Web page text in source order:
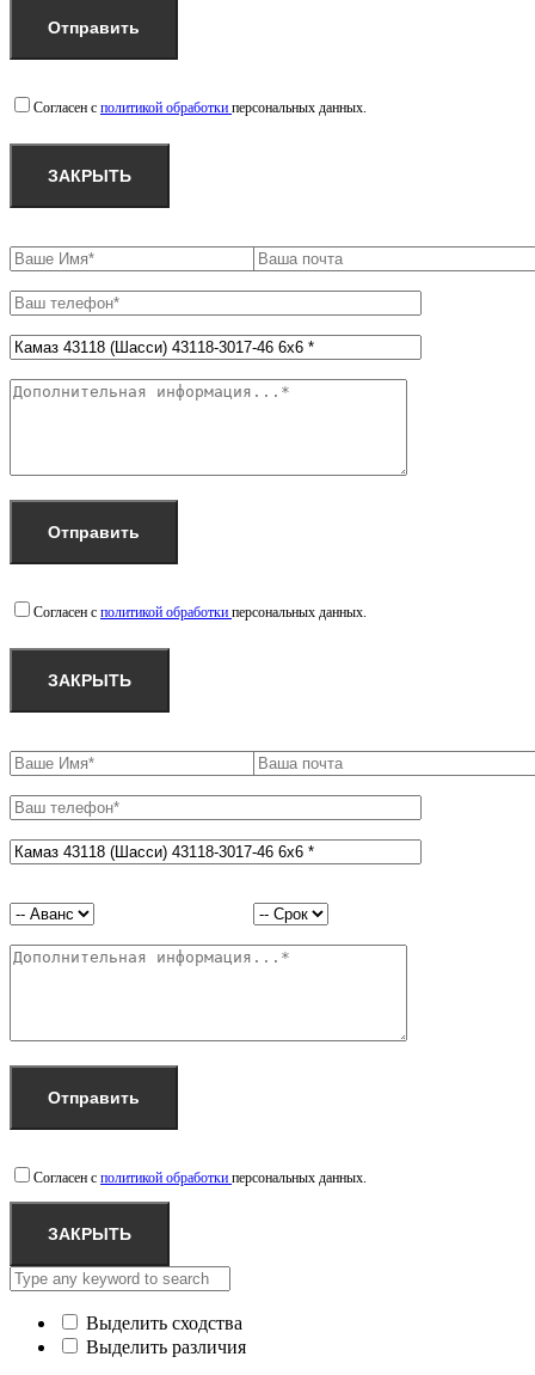
Согласен с политикой обработки персональных данных.
ЗАКРЫТЬ
Согласен с политикой обработки персональных данных.
ЗАКРЫТЬ
Согласен с политикой обработки персональных данных.
ЗАКРЫТЬ
Выделить сходства
Выделить различия